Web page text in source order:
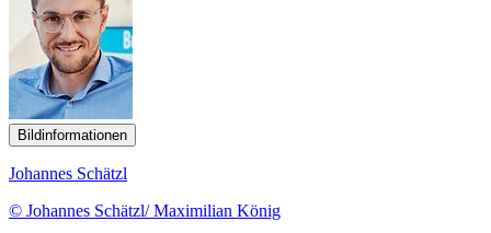
Bildinformationen
Johannes Schätzl
© Johannes Schätzl/ Maximilian König